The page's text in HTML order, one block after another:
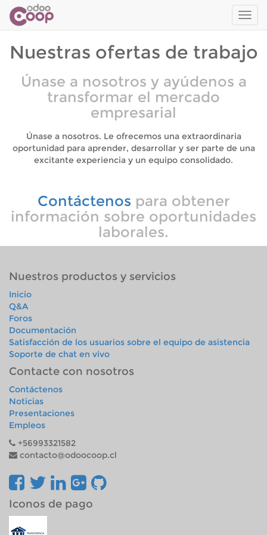
de
Nuestras ofertas de trabajo
Únase a nosotros y ayúdenos a
transformar el mercado
empresarial
Únase a nosotros. Le ofrecemos una extraordinaria
oportunidad para aprender, desarrollar y ser parte de una
excitante experiencia y un equipo consolidado.
Contáctenos para obtener
información sobre oportunidades
laborales.
Nuestros productos y servicios
Inicio
Q&A
Foros
Documentación
Satisfacción de los usuarios sobre el equipo de asistencia
Soporte de chat en vivo
Contacte con nosotros
Contáctenos
Noticias
Presentaciones
Empleos
+56993321582
contacto@odoocoop.cl
Iconos de pago